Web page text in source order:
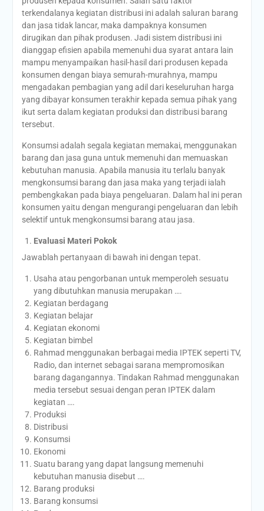
terkendalanya kegiatan distribusi ini adalah saluran barang
dan jasa tidak lancar, maka dampaknya konsumen
dirugikan dan pihak produsen. Jadi sistem distribusi ini
dianggap efisien apabila memenuhi dua syarat antara lain
mampu menyampaikan hasil-hasil dari produsen kepada
konsumen dengan biaya semurah-murahnya, mampu
mengadakan pembagian yang adil dari keseluruhan harga
yang dibayar konsumen terakhir kepada semua pihak yang
ikut serta dalam kegiatan produksi dan distribusi barang
tersebut.
Konsumsi adalah segala kegiatan memakai, menggunakan
barang dan jasa guna untuk memenuhi dan memuaskan
kebutuhan manusia. Apabila manusia itu terlalu banyak
mengkonsumsi barang dan jasa maka yang terjadi ialah
pembengkakan pada biaya pengeluaran. Dalam hal ini peran
konsumen yaitu dengan mengurangi pengeluaran dan lebih
selektif untuk mengkonsumsi barang atau jasa.
Evaluasi Materi Pokok
Jawablah pertanyaan di bawah ini dengan tepat.
Usaha atau pengorbanan untuk memperoleh sesuatu
yang dibutuhkan manusia merupakan ….
Kegiatan berdagang
Kegiatan belajar
Kegiatan ekonomi
Kegiatan bimbel
Rahmad menggunakan berbagai media IPTEK seperti TV,
Radio, dan internet sebagai sarana mempromosikan
barang dagangannya. Tindakan Rahmad menggunakan
media tersebut sesuai dengan peran IPTEK dalam
kegiatan ….
Produksi
Distribusi
Konsumsi
Ekonomi
Suatu barang yang dapat langsung memenuhi
kebutuhan manusia disebut ….
Barang produksi
Barang konsumsi